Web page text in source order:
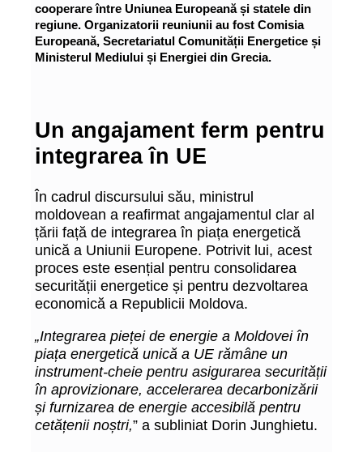
cooperare între Uniunea Europeană și statele din
regiune. Organizatorii reuniunii au fost Comisia
Europeană, Secretariatul Comunității Energetice și
Ministerul Mediului și Energiei din Grecia.
Un angajament ferm pentru
integrarea în UE
În cadrul discursului său, ministrul
moldovean a reafirmat angajamentul clar al
țării față de integrarea în piața energetică
unică a Uniunii Europene. Potrivit lui, acest
proces este esențial pentru consolidarea
securității energetice și pentru dezvoltarea
economică a Republicii Moldova.
„Integrarea pieței de energie a Moldovei în
piața energetică unică a UE rămâne un
instrument-cheie pentru asigurarea securității
în aprovizionare, accelerarea decarbonizării
și furnizarea de energie accesibilă pentru
cetățenii noștri,” a subliniat Dorin Junghietu.